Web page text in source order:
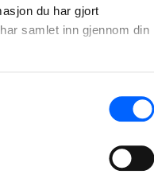
du har gjort
samlet inn gjennom din
på Sørlandet